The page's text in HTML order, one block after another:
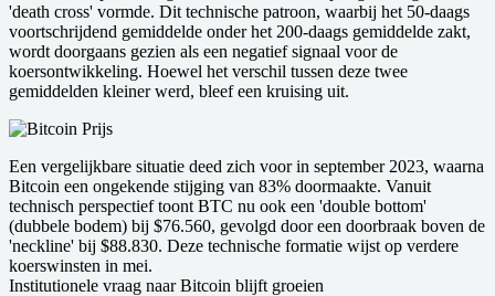
'death cross' vormde. Dit technische patroon, waarbij het 50-daags
voortschrijdend gemiddelde onder het 200-daags gemiddelde zakt,
wordt doorgaans gezien als een negatief signaal voor de
koersontwikkeling. Hoewel het verschil tussen deze twee
gemiddelden kleiner werd, bleef een kruising uit.
Een vergelijkbare situatie deed zich voor in september 2023, waarna
Bitcoin een ongekende stijging van 83% doormaakte. Vanuit
technisch perspectief toont BTC nu ook een 'double bottom'
(dubbele bodem) bij $76.560, gevolgd door een doorbraak boven de
'neckline' bij $88.830. Deze technische formatie wijst op verdere
koerswinsten in mei.
Institutionele vraag naar Bitcoin blijft groeien